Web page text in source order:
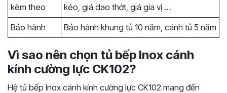
kèm theo
kéo, giá dao thớt, giá gia vị …
Bảo hành
Bảo hành khung tủ 10 năm, cánh tủ 5 năm
Vì sao nên chọn tủ bếp Inox cánh
kính cường lực CK102?
Hệ tủ bếp Inox cánh kính cường lực CK102 mang đến